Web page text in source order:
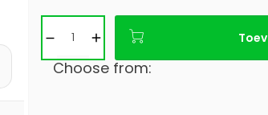
Choose from: